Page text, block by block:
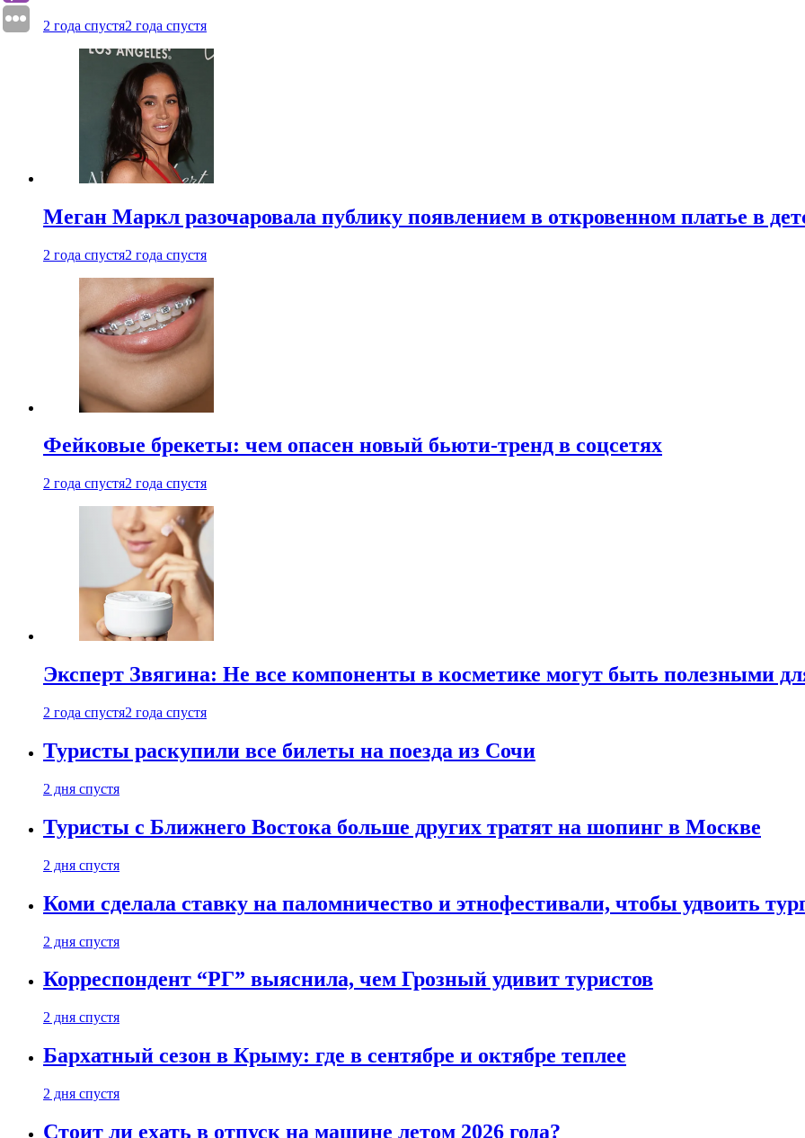
2 года спустя2 года спустя
Меган Маркл разочаровала публику появлением в откровенном платье в
2 года спустя2 года спустя
Фейковые брекеты: чем опасен новый бьюти-тренд в соцсетях
2 года спустя2 года спустя
Эксперт Звягина: Не все компоненты в косметике могут быть полезными
2 года спустя2 года спустя
Туристы раскупили все билеты на поезда из Сочи
2 дня спустя
Туристы с Ближнего Востока больше других тратят на шопинг в Москве
2 дня спустя
Коми сделала ставку на паломничество и этнофестивали, чтобы удвоить
2 дня спустя
Корреспондент “РГ” выяснила, чем Грозный удивит туристов
2 дня спустя
Бархатный сезон в Крыму: где в сентябре и октябре теплее
2 дня спустя
Стоит ли ехать в отпуск на машине летом 2026 года?